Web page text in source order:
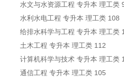
水文与水资源工程 专升本 理工类
水利水电工程 专升本 理工类 108
给排水科学与工程 专升本 理工类
土木工程 专升本 理工类 112
计算机科学与技术 专升本 理工类
通信工程 专升本 理工类 105